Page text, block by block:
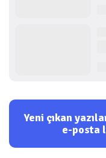
Yeni çıkan
e-posta